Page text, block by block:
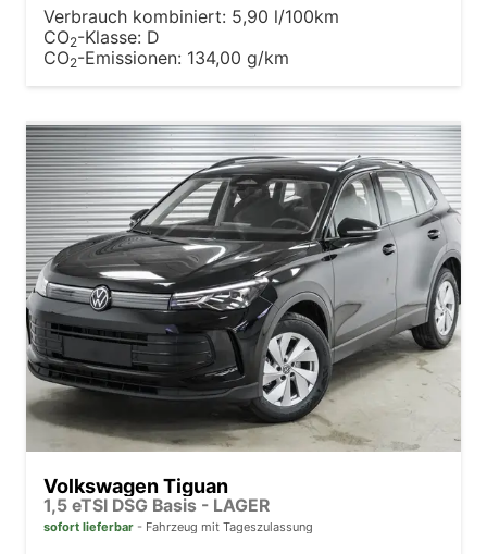
Verbrauch kombiniert: 5,90 l/100km
CO2-Klasse: D
CO2-Emissionen: 134,00 g/km
Volkswagen Tiguan
1,5 eTSI DSG Basis - LAGER
sofort lieferbar Fahrzeug mit Tageszulassung